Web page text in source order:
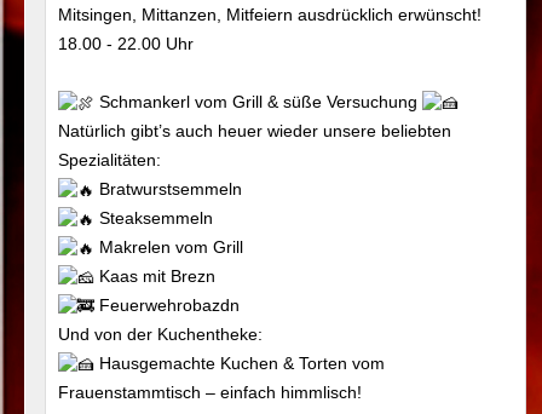
Mitsingen, Mittanzen, Mitfeiern ausdrücklich erwünscht!
18.00 - 22.00 Uhr
Schmankerl vom Grill & süße Versuchung
Natürlich gibt’s auch heuer wieder unsere beliebten
Spezialitäten:
Bratwurstsemmeln
Steaksemmeln
Makrelen vom Grill
Kaas mit Brezn
Feuerwehrobazdn
Und von der Kuchentheke:
Hausgemachte Kuchen & Torten vom
Frauenstammtisch – einfach himmlisch!